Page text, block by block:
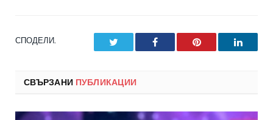
СПОДЕЛИ. Facebook Pinterest
СВЪРЗАНИ ПУБЛИКАЦИИ